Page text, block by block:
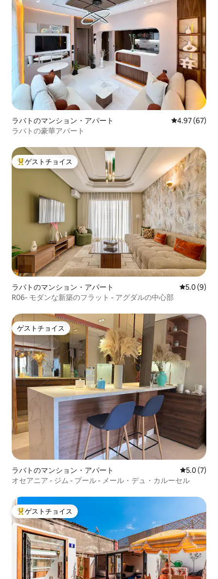
ラバトのマンション・アパート レビュー67
4.97 (67)
ラバトの豪華アパート
大好評のゲストチョイスです。
ゲストチョイス
ラバトのマンション・アパート レビュー9
5.0 (9)
R06- モダンな新築のフラット - アグダルの中心部
ゲストチョイス
ゲストチョイス
ラバトのマンション・アパート レビュー7
5.0 (7)
オセアニア - ジム - プール - メール・デュ・カルーセル
大好評のゲストチョイスです。
ゲストチョイス